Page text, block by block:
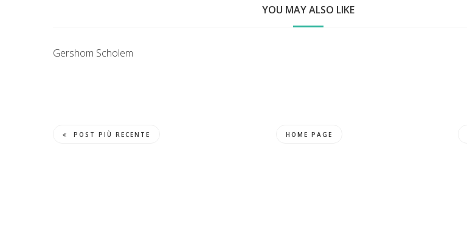
YOU MAY ALSO LIKE
Gershom Scholem
POST PIÙ RECENTE HOME PAGE